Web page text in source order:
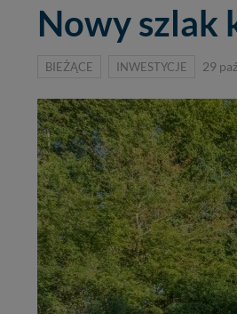
Nowy szlak
BIEŻĄCE INWESTYCJE 29